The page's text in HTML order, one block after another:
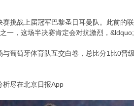
挑战上届冠军巴黎圣日耳曼队。此前的
一，这场半决赛肯定会对抗激烈，
葡萄牙体育队互交白卷，总比分1比0
析尽在北京日报App